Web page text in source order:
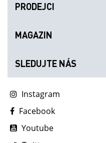
PRODEJCI
MAGAZIN
SLEDUJTE NÁS
Instagram
Facebook
Youtube